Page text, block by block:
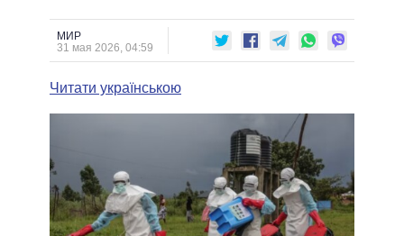
ДАЙДЖЕСТЫ
ВЕРХОВНАЯ РАДА
КАБИНЕТ МИНИСТРОВ
МЭРЫ
ПОДДЕРЖАТЬ
СРАВНЕНИЕ ПОЛИТИКОВ
МИР
31 мая 2026, 04:59
Читати українською